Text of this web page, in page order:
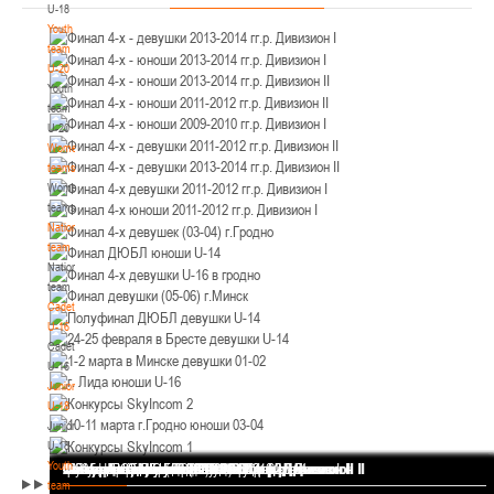
U-18
Youth
team
U-20
Youth
team
U-20
Women's
teams
Women's
teams
National
team
National
team
Cadets
U-16
Cadets
U-16
Juniors
U-18
Juniors
U-18
Youth
team
Уральская 3А
12-14.03.3036
Пинск
U-12, юноши
II тур – юноши 2014-2015 гг.р., Дивизион 1, 12-14 марта 2026 г., г. Пинск, ул.
ул. Пушкина, д. 27
05-07.03.2026
Минск
U-14, юноши
IV тур – юноши 2012-2013 гг.р., Дивизион 1, 05-07 марта 2026 г., г. Минск, ул.
Уральская 3А
05-06.03.2026
U-14, девушки
III тур – девушки 2012-2013 гг.р., Дивизион 1, 05-06 марта 2026 г., г. Гомель,
ул. Б.Хмельницкого, 118а
Брест
Финал 4-х - девушки 2013-2014 гг.р. Дивизион I
Финал 4-х - юноши 2013-2014 гг.р. Дивизион I
Финал 4-х - юноши 2013-2014 гг.р. Дивизион II
Финал 4-х - юноши 2011-2012 гг.р. Дивизион II
Финал 4-х - юноши 2009-2010 гг.р. Дивизион I
Финал 4-х - девушки 2011-2012 гг.р. Дивизион II
Финал 4-х - девушки 2013-2014 гг.р. Дивизион II
Финал 4-х девушки 2011-2012 гг.р. Дивизион I
Финал 4-х юноши 2011-2012 гг.р. Дивизион I
Финал 4-х девушек (03-04) г.Гродно
Финал ДЮБЛ юноши U-14
Финал 4-х девушки U-16 в гродно
Финал девушки (05-06) г.Минск
Полуфинал ДЮБЛ девушки U-14
24-25 февраля в Бресте девушки U-14
1-2 марта в Минске девушки 01-02
г. Лида юноши U-16
Конкурсы SkyIncom 2
10-11 марта г.Гродно юноши 03-04
Конкурсы SkyIncom 1
группа "ВКонтакте"